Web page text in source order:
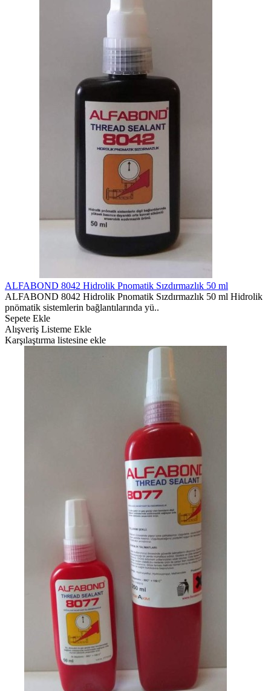
ALFABOND 8042 Hidrolik Pnomatik Sızdırmazlık 50 ml
ALFABOND 8042 Hidrolik Pnomatik Sızdırmazlık 50 ml Hidrolik
pnömatik sistemlerin bağlantılarında yü..
Sepete Ekle
Alışveriş Listeme Ekle
Karşılaştırma listesine ekle